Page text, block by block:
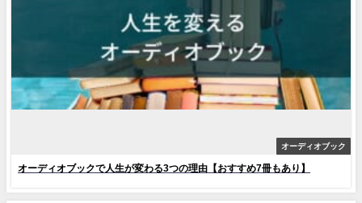
オーディオブック
オーディオブックで人生が変わる3つの理由【おすすめ7冊もあり】